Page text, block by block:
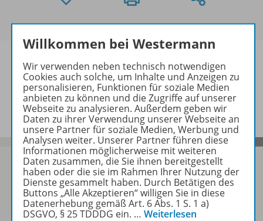
Informationen
Sofort profitieren
Willkommen bei Westermann
Wir verwenden neben technisch notwendigen
Cookies auch solche, um Inhalte und Anzeigen zu
personalisieren, Funktionen für soziale Medien
anbieten zu können und die Zugriffe auf unserer
Webseite zu analysieren. Außerdem geben wir
Daten zu ihrer Verwendung unserer Webseite an
unsere Partner für soziale Medien, Werbung und
Analysen weiter. Unserer Partner führen diese
Informationen möglicherweise mit weiteren
Daten zusammen, die Sie ihnen bereitgestellt
haben oder die sie im Rahmen Ihrer Nutzung der
Dienste gesammelt haben. Durch Betätigen des
Buttons „Alle Akzeptieren“ willigen Sie in diese
Datenerhebung gemäß Art. 6 Abs. 1 S. 1 a)
DSGVO, § 25 TDDDG ein. … Weiterlesen